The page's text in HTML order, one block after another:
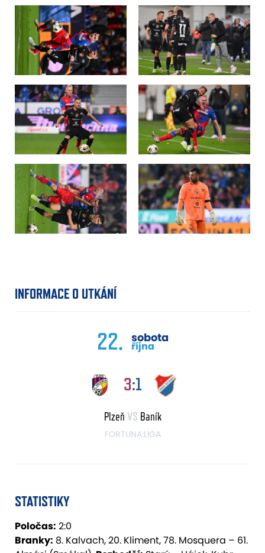
INFORMACE O UTKÁNÍ
22. sobota
října
3:1
Plzeň VS Baník
FORTUNA:LIGA
STATISTIKY
Poločas: 2:0
Branky: 8. Kalvach, 20. Kliment, 78. Mosquera – 61.